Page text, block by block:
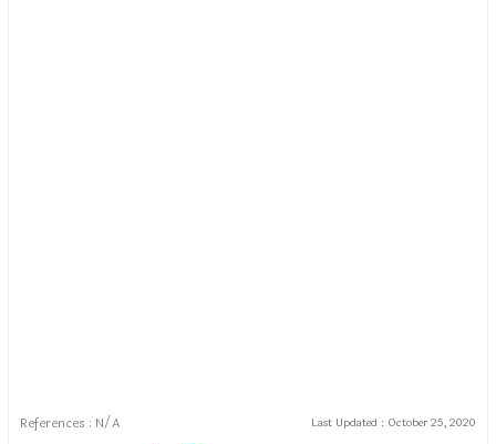
References : N/A Last Updated : October 25, 2020